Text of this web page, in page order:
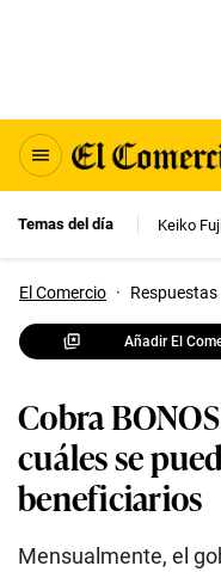
Temas del día Keiko
El Comercio · Respuestas
Añadir El
Cobra
cuáles se
beneficiarios
Mensualmente, el